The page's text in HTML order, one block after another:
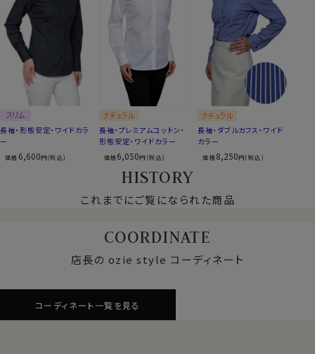
長袖・形態安定・ワイドカラ
ー
価格 6,600円(税込)
長袖・プレミアムコットン・
形態安定・ワイドカラー
価格6,050円(税込)
長袖・ダブルカフス・ワイド
カラー
価格8,250円(税込)
HISTORY
これまでにご覧になられた商品
COORDINATE
店長の ozie style コーディネート
コーディネート一覧を見る